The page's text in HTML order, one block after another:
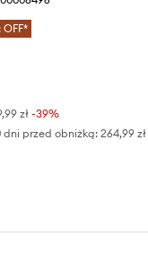
zł-39%
dni przed obniżką: 264,99 zł